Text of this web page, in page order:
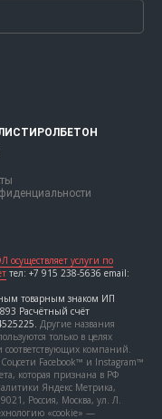
услуги по
тел: +7 915 238-5636 email:
товарным знаком ИП
Расчётный счёт
Другие названия
только в целях
компаний.
Facebook™ и Instagram™
которая признана в РФ
Яндекс Метрика,
Россия, Москва, ул. Л.
«cookie» —